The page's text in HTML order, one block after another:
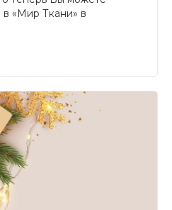
в «Мир Ткани» в